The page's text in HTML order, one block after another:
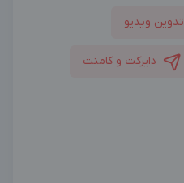
تدوین ویدیو
دایرکت و کامنت